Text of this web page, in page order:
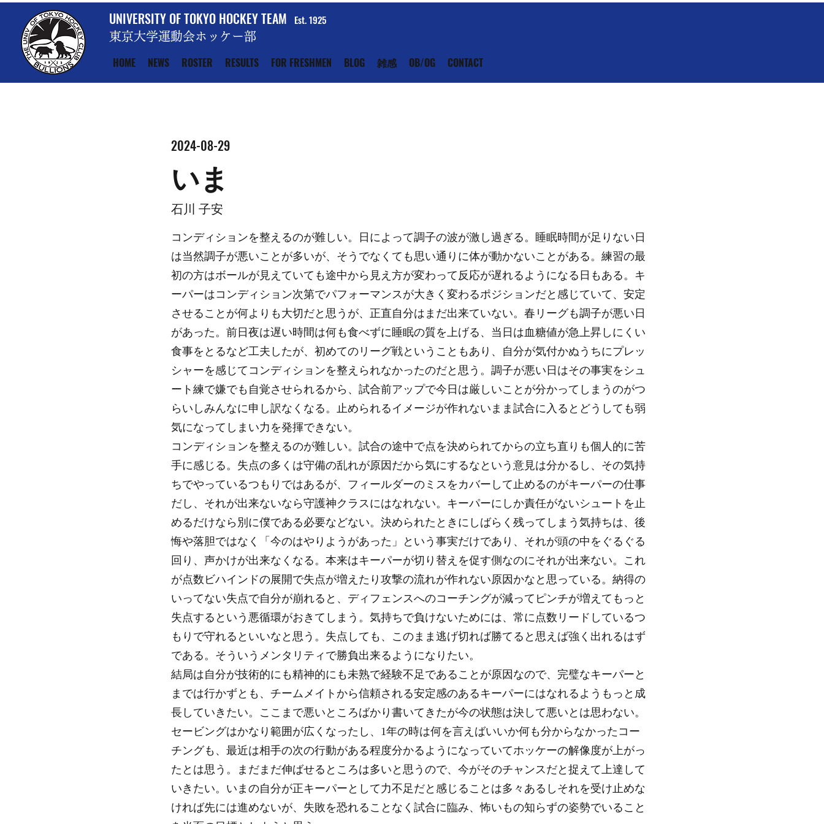
UNIVERSITY OF TOKYO HOCKEY TEAM
東京大学運動会ホッケー部
Est. 1925
HOME NEWS ROSTER RESULTS FOR FRESHMEN BLOG 雑感 OB/OG CONTACT
2024-08-29
いま
石川 子安
コンディションを整えるのが難しい。日によって調子の波が激し過ぎる。睡眠時間が足りない日
は当然調子が悪いことが多いが、そうでなくても思い通りに体が動かないことがある。練習の最
初の方はボールが見えていても途中から見え方が変わって反応が遅れるようになる日もある。キ
ーパーはコンディション次第でパフォーマンスが大きく変わるポジションだと感じていて、安定
させることが何よりも大切だと思うが、正直自分はまだ出来ていない。春リーグも調子が悪い日
があった。前日夜は遅い時間は何も食べずに睡眠の質を上げる、当日は血糖値が急上昇しにくい
食事をとるなど工夫したが、初めてのリーグ戦ということもあり、自分が気付かぬうちにプレッ
シャーを感じてコンディションを整えられなかったのだと思う。調子が悪い日はその事実をシュ
ート練で嫌でも自覚させられるから、試合前アップで今日は厳しいことが分かってしまうのがつ
らいしみんなに申し訳なくなる。止められるイメージが作れないまま試合に入るとどうしても弱
気になってしまい力を発揮できない。
コンディションを整えるのが難しい。試合の途中で点を決められてからの立ち直りも個人的に苦
手に感じる。失点の多くは守備の乱れが原因だから気にするなという意見は分かるし、その気持
ちでやっているつもりではあるが、フィールダーのミスをカバーして止めるのがキーパーの仕事
だし、それが出来ないなら守護神クラスにはなれない。キーパーにしか責任がないシュートを止
めるだけなら別に僕である必要などない。決められたときにしばらく残ってしまう気持ちは、後
悔や落胆ではなく「今のはやりようがあった」という事実だけであり、それが頭の中をぐるぐる
回り、声かけが出来なくなる。本来はキーパーが切り替えを促す側なのにそれが出来ない。これ
が点数ビハインドの展開で失点が増えたり攻撃の流れが作れない原因かなと思っている。納得の
いってない失点で自分が崩れると、ディフェンスへのコーチングが減ってピンチが増えてもっと
失点するという悪循環がおきてしまう。気持ちで負けないためには、常に点数リードしているつ
もりで守れるといいなと思う。失点しても、このまま逃げ切れば勝てると思えば強く出れるはず
である。そういうメンタリティで勝負出来るようになりたい。
結局は自分が技術的にも精神的にも未熟で経験不足であることが原因なので、完璧なキーパーと
までは行かずとも、チームメイトから信頼される安定感のあるキーパーにはなれるようもっと成
長していきたい。ここまで悪いところばかり書いてきたが今の状態は決して悪いとは思わない。
セービングはかなり範囲が広くなったし、1年の時は何を言えばいいか何も分からなかったコー
チングも、最近は相手の次の行動がある程度分かるようになっていてホッケーの解像度が上がっ
たとは思う。まだまだ伸ばせるところは多いと思うので、今がそのチャンスだと捉えて上達して
いきたい。いまの自分が正キーパーとして力不足だと感じることは多々あるしそれを受け止めな
ければ先には進めないが、失敗を恐れることなく試合に臨み、怖いもの知らずの姿勢でいること